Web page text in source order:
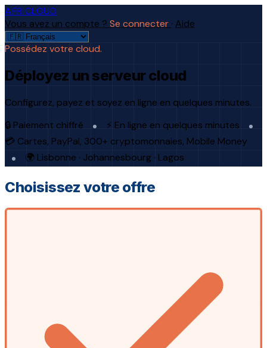
AFRICLOUD
Vous avez un compte ? Se connecter · Aide
Possédez votre cloud.
Déployez un serveur cloud
Configurez, payez et soyez en ligne en quelques minutes.
🔒 Paiement chiffré
⚡ En ligne en quelques minutes
💳 Cartes, PayPal, 300+ cryptomonnaies, Mobile Money
🌍 Lisbonne · Johannesbourg · Lagos
Choisissez votre offre